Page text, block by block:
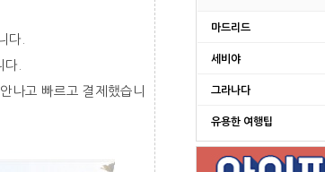
다.
.
나고 빠르고 결제했습니
마드리드
세비야
그라나다
유용한 여행팁